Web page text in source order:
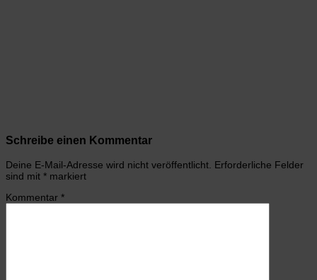
Schreibe einen Kommentar
Deine E-Mail-Adresse wird nicht veröffentlicht. Erforderliche Felder
sind mit * markiert
Kommentar *